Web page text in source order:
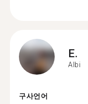
E.
Albi
구사언어